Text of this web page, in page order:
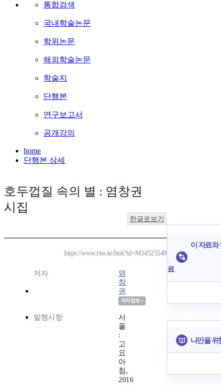
통합검색
국내학술논문
학위논문
해외학술논문
학술지
단행본
연구보고서
공개강의
home
단행본 상세
호두껍질 속의 별 : 염창권
시집
한글로보기
https://www.riss.kr/link?id=M14525549
저자
염
창
권
발행사항
서
울
:
고
요
아
침,
2016
이 자료와
료
나만을 위